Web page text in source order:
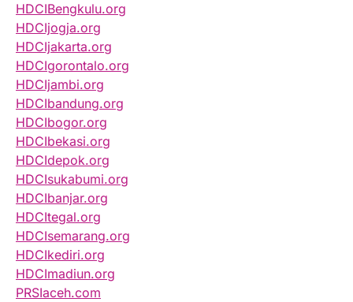
HDCIBengkulu.org
HDCIjogja.org
HDCIjakarta.org
HDCIgorontalo.org
HDCIjambi.org
HDCIbandung.org
HDCIbogor.org
HDCIbekasi.org
HDCIdepok.org
HDCIsukabumi.org
HDCIbanjar.org
HDCItegal.org
HDCIsemarang.org
HDCIkediri.org
HDCImadiun.org
PRSIaceh.com